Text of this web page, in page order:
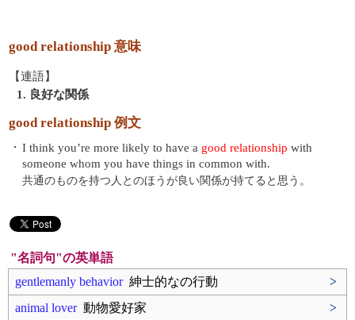
good relationship 意味
【連語】
1. 良好な関係
good relationship 例文
・ I think you’re more likely to have a good relationship with
someone whom you have things in common with.
共通のものを持つ人とのほうが良い関係が持てると思う。
"名詞句"の英単語
gentlemanly behavior紳士的なの行動
>
animal lover動物愛好家
>